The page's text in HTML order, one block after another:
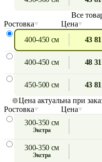
Все
Ростовка
Цена
400-450 см
43
400-450 см 48
450-500 см 43
Цена актуальна при
Ростовка
Цена
300-350 см
экстра
300-350 см
экстра